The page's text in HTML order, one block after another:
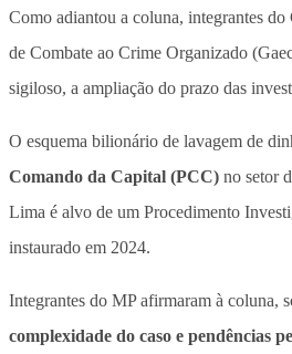
Como adiantou a coluna, integrantes
de Combate ao Crime Organizado
sigiloso, a ampliação do prazo das
O esquema bilionário de lavagem de
Comando da Capital (PCC) no setor
Lima é alvo de um Procedimento
instaurado em 2024.
Integrantes do MP afirmaram à coluna,
complexidade do caso e pendências